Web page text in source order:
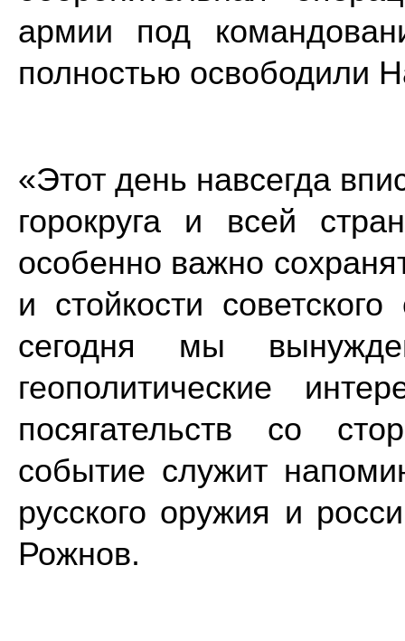
армии под
полностью освободили
«Этот день навсегда
горокруга и всей
особенно важно
и стойкости
сегодня мы
геополитические
посягательств со
событие служит
русского оружия и
Рожнов.